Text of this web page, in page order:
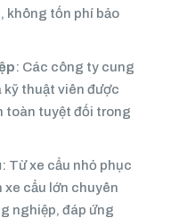
không tốn phí bảo
: Các công ty cung
kỹ thuật viên được
toàn tuyệt đối trong
: Từ xe cẩu nhỏ phục
xe cẩu lớn chuyên
nghiệp, đáp ứng